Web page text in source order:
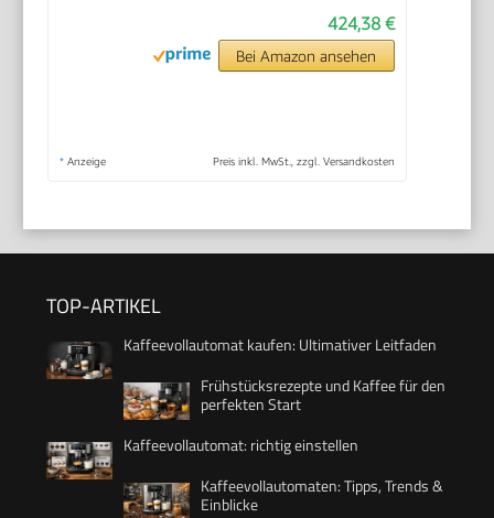
424,38 €
Bei Amazon ansehen
* Anzeige Preis inkl. MwSt., zzgl. Versandkosten
TOP-ARTIKEL
Kaffeevollautomat kaufen: Ultimativer Leitfaden
Frühstücksrezepte und Kaffee für den
perfekten Start
Kaffeevollautomat: richtig einstellen
Kaffeevollautomaten: Tipps, Trends &
Einblicke